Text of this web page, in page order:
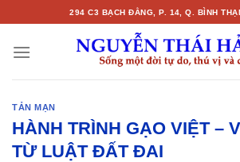
content
294 C3 BẠCH ĐẰNG, P. 14, Q. BÌNH
TẢN MẠN
HÀNH TRÌNH GẠO VIỆT –
TỪ LUẬT ĐẤT ĐAI